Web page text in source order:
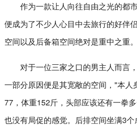
作为一款让人向往自由之光的都
便成为了不少人心目中去旅行的好伴
空间以及后备箱空间绝对是重中之重。
对于一位三家之口的男主人而言
一部分原因便是其宽敞的空间，"本人
77，体重152斤，头部应该还有一拳
也没有局促的感觉。后排空间坐满3